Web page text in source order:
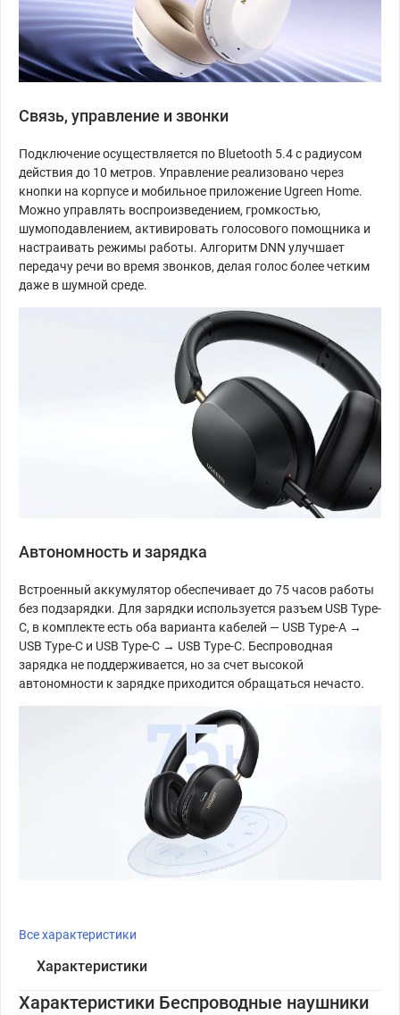
Связь, управление и звонки
Подключение осуществляется по Bluetooth 5.4 с радиусом
действия до 10 метров. Управление реализовано через
кнопки на корпусе и мобильное приложение Ugreen Home.
Можно управлять воспроизведением, громкостью,
шумоподавлением, активировать голосового помощника и
настраивать режимы работы. Алгоритм DNN улучшает
передачу речи во время звонков, делая голос более четким
даже в шумной среде.
Автономность и зарядка
Встроенный аккумулятор обеспечивает до 75 часов работы
без подзарядки. Для зарядки используется разъем USB Type-
C, в комплекте есть оба варианта кабелей — USB Type-A →
USB Type-C и USB Type-C → USB Type-C. Беспроводная
зарядка не поддерживается, но за счет высокой
автономности к зарядке приходится обращаться нечасто.
Все характеристики
Характеристики
Характеристики Беспроводные наушники